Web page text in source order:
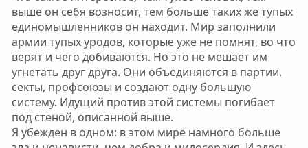
выше он себя возносит, тем больше таких же тупых
единомышленников он находит. Мир заполнили
армии тупых уродов, которые уже не помнят, во что
верят и чего добиваются. Но это не мешает им
угнетать друг друга. Они объединяются в партии,
секты, профсоюзы и создают одну большую
систему. Идущий против этой системы погибает
под стеной, описанной выше.
Я убежден в одном: в этом мире намного больше